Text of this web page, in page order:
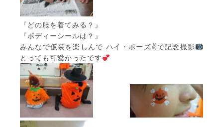
『どの服を着てみる？』
『ボディーシールは？』
みんなで仮装を楽しんで ハイ・ポーズ✌で記念撮影
とっても可愛かったです